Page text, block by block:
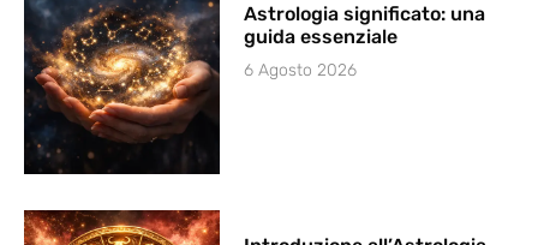
Astrologia significato: una
guida essenziale
6 Agosto 2026